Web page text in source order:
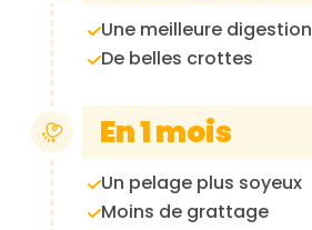
Une meilleure digestion
De belles crottes
En 1 mois
Un pelage plus soyeux
Moins de grattage